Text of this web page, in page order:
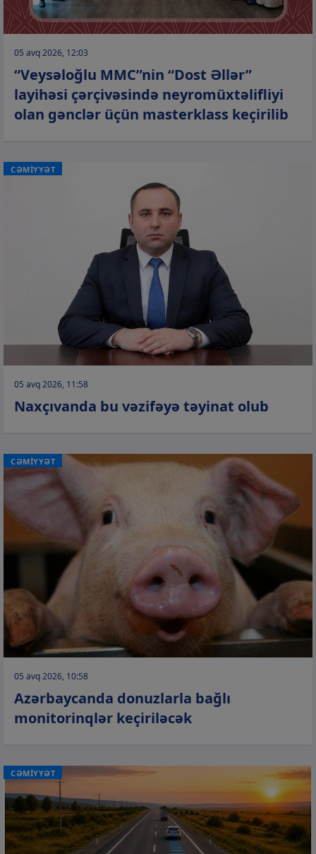
05 avq 2026, 12:03
“Veysəloğlu MMC”nin “Dost Əllər”
layihəsi çərçivəsində neyromüxtəlifliyi
olan gənclər üçün masterklass keçirilib
CƏMİYYƏT
05 avq 2026, 11:58
Naxçıvanda bu vəzifəyə təyinat olub
CƏMİYYƏT
05 avq 2026, 10:58
Azərbaycanda donuzlarla bağlı
monitorinqlər keçiriləcək
CƏMİYYƏT